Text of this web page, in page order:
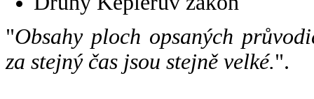
"Obsahy ploch opsaných
za stejný čas jsou stejně velké.".